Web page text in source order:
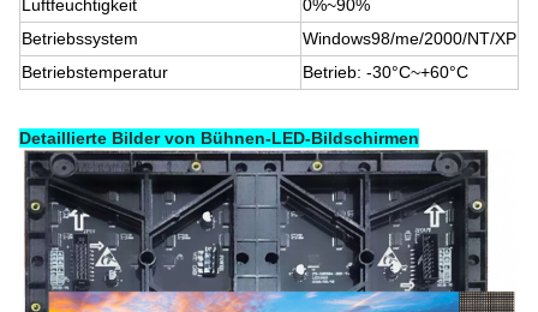
Luftfeuchtigkeit
0%~90%
Betriebssystem
Windows98/me/2000/NT/XP
Betriebstemperatur
Betrieb: -30°C~+60°C
Detaillierte Bilder von Bühnen-LED-Bildschirmen